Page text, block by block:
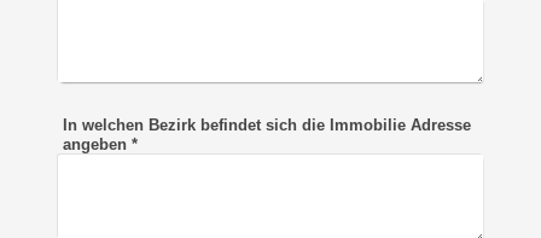
In welchen Bezirk befindet sich die Immobilie Adresse
angeben*